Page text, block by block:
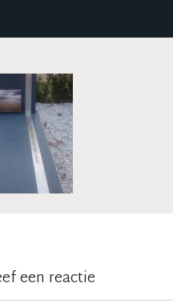
een reactie